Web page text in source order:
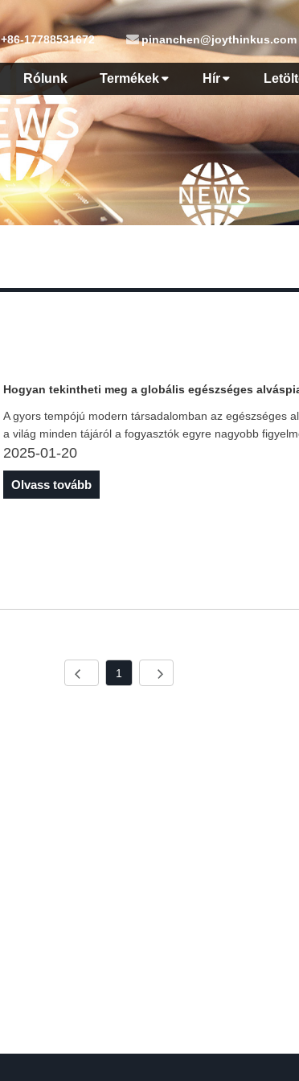
+86-17788531672 pinanchen@joythinkus.com
Rólunk Termékek Hír
Hogyan tekintheti meg a globális egészséges
A gyors tempójú modern társadalomban az egészséges
a világ minden tájáról a fogyasztók egyre nagyobb
2025-01-20
Olvass tovább
1